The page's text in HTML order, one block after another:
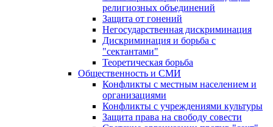
религиозных объединений
Защита от гонений
Негосударственная дискриминация
Дискриминация и борьба с
"сектантами"
Теоретическая борьба
Общественность и СМИ
Конфликты с местным населением и
организациями
Конфликты с учреждениями культуры
Защита права на свободу совести